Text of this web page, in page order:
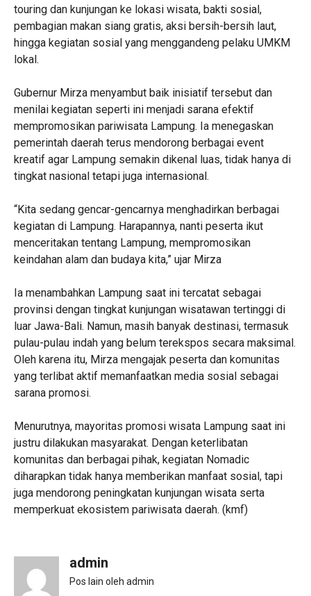
touring dan kunjungan ke lokasi wisata, bakti sosial,
pembagian makan siang gratis, aksi bersih-bersih laut,
hingga kegiatan sosial yang menggandeng pelaku UMKM
lokal.
‎Gubernur Mirza menyambut baik inisiatif tersebut dan
menilai kegiatan seperti ini menjadi sarana efektif
mempromosikan pariwisata Lampung. Ia menegaskan
pemerintah daerah terus mendorong berbagai event
kreatif agar Lampung semakin dikenal luas, tidak hanya di
tingkat nasional tetapi juga internasional.
‎“Kita sedang gencar-gencarnya menghadirkan berbagai
kegiatan di Lampung. Harapannya, nanti peserta ikut
menceritakan tentang Lampung, mempromosikan
keindahan alam dan budaya kita,” ujar Mirza
‎Ia menambahkan Lampung saat ini tercatat sebagai
provinsi dengan tingkat kunjungan wisatawan tertinggi di
luar Jawa-Bali. Namun, masih banyak destinasi, termasuk
pulau-pulau indah yang belum terekspos secara maksimal.
Oleh karena itu, Mirza mengajak peserta dan komunitas
yang terlibat aktif memanfaatkan media sosial sebagai
sarana promosi.
‎Menurutnya, mayoritas promosi wisata Lampung saat ini
justru dilakukan masyarakat. Dengan keterlibatan
komunitas dan berbagai pihak, kegiatan Nomadic
diharapkan tidak hanya memberikan manfaat sosial, tapi
juga mendorong peningkatan kunjungan wisata serta
memperkuat ekosistem pariwisata daerah. (kmf)
admin
Pos lain oleh admin